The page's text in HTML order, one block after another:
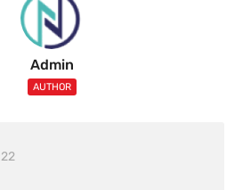
Admin
AUTHOR